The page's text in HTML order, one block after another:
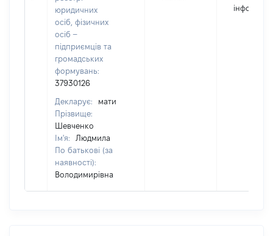
юридичних
осіб, фізичних
осіб –
підприємців та
громадських
формувань:
37930126
Декларує:
мати
Прізвище:
Шевченко
Ім'я:
Людмила
По батькові (за
наявності):
Володимирівна